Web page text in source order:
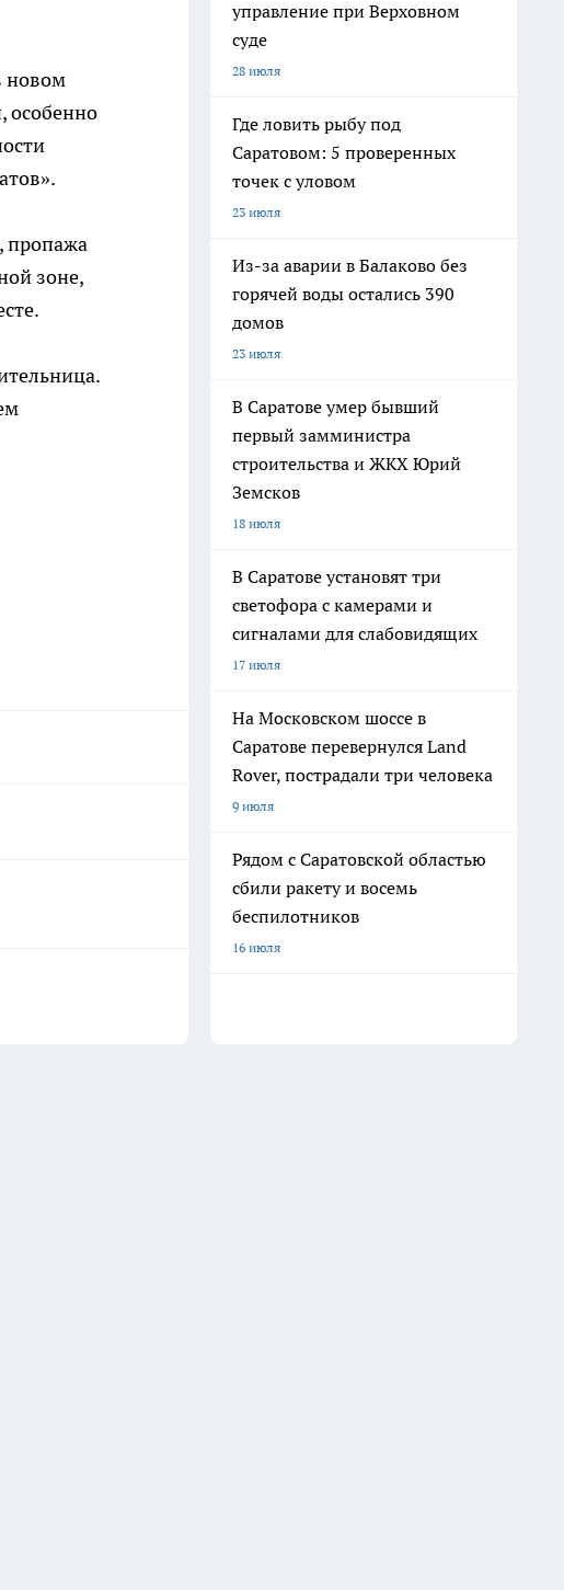
новом
особенно
пропажа
зоне,
управление при Верховном
суде
28 июля
Где ловить рыбу под
Саратовом: 5 проверенных
точек с уловом
23 июля
Из-за аварии в Балаково без
горячей воды остались 390
домов
23 июля
В Саратове умер бывший
первый замминистра
строительства и ЖКХ Юрий
Земсков
18 июля
В Саратове установят три
светофора с камерами и
сигналами для слабовидящих
17 июля
На Московском шоссе в
Саратове перевернулся Land
Rover, пострадали три человека
9 июля
Рядом с Саратовской областью
сбили ракету и восемь
беспилотников
16 июля